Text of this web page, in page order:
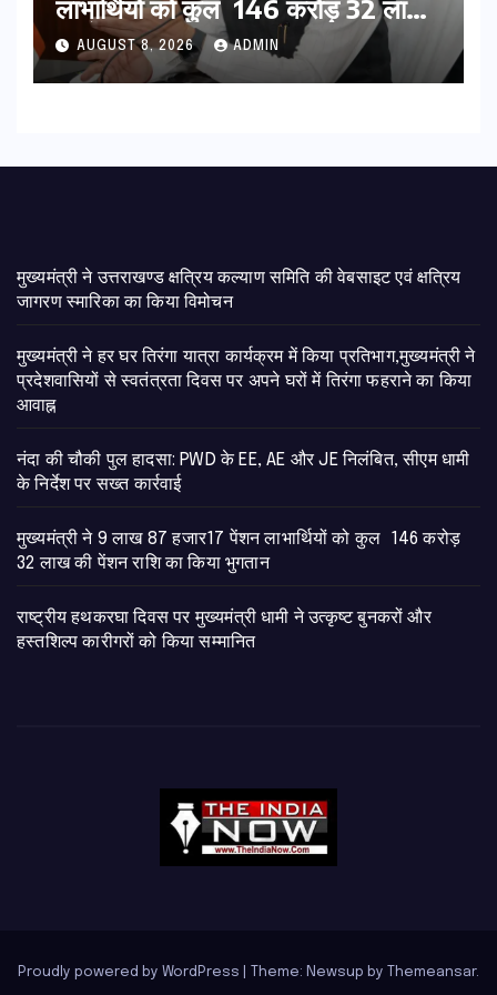
लाभार्थियों को कुल 146 करोड़ 32 लाख
की पेंशन राशि का किया भुगतान
AUGUST 8, 2026 ADMIN
मुख्यमंत्री ने उत्तराखण्ड क्षत्रिय कल्याण समिति की वेबसाइट एवं क्षत्रिय
जागरण स्मारिका का किया विमोचन
मुख्यमंत्री ने हर घर तिरंगा यात्रा कार्यक्रम में किया प्रतिभाग,मुख्यमंत्री ने
प्रदेशवासियों से स्वतंत्रता दिवस पर अपने घरों में तिरंगा फहराने का किया
आवाह्न
नंदा की चौकी पुल हादसा: PWD के EE, AE और JE निलंबित, सीएम धामी
के निर्देश पर सख्त कार्रवाई
मुख्यमंत्री ने 9 लाख 87 हजार17 पेंशन लाभार्थियों को कुल 146 करोड़
32 लाख की पेंशन राशि का किया भुगतान
राष्ट्रीय हथकरघा दिवस पर मुख्यमंत्री धामी ने उत्कृष्ट बुनकरों और
हस्तशिल्प कारीगरों को किया सम्मानित
Proudly powered by WordPress Theme: Newsup by Themeansar.